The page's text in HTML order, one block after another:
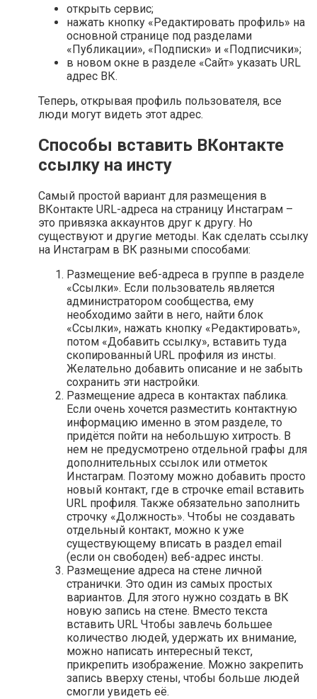
открыть сервис;
нажать кнопку «Редактировать профиль» на
основной странице под разделами
«Публикации», «Подписки» и «Подписчики»;
в новом окне в разделе «Сайт» указать URL
адрес ВК.
Теперь, открывая профиль пользователя, все
люди могут видеть этот адрес.
Способы вставить ВКонтакте
ссылку на инсту
Самый простой вариант для размещения в
ВКонтакте URL-адреса на страницу Инстаграм –
это привязка аккаунтов друг к другу. Но
существуют и другие методы. Как сделать ссылку
на Инстаграм в ВК разными способами:
Размещение веб-адреса в группе в разделе
«Ссылки». Если пользователь является
администратором сообщества, ему
необходимо зайти в него, найти блок
«Ссылки», нажать кнопку «Редактировать»,
потом «Добавить ссылку», вставить туда
скопированный URL профиля из инсты.
Желательно добавить описание и не забыть
сохранить эти настройки.
Размещение адреса в контактах паблика.
Если очень хочется разместить контактную
информацию именно в этом разделе, то
придётся пойти на небольшую хитрость. В
нем не предусмотрено отдельной графы для
дополнительных ссылок или отметок
Инстаграм. Поэтому можно добавить просто
новый контакт, где в строчке email вставить
URL профиля. Также обязательно заполнить
строчку «Должность». Чтобы не создавать
отдельный контакт, можно к уже
существующему вписать в раздел email
(если он свободен) веб-адрес инсты.
Размещение адреса на стене личной
странички. Это один из самых простых
вариантов. Для этого нужно создать в ВК
новую запись на стене. Вместо текста
вставить URL Чтобы завлечь большее
количество людей, удержать их внимание,
можно написать интересный текст,
прикрепить изображение. Можно закрепить
запись вверху стены, чтобы больше людей
смогли увидеть её.